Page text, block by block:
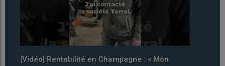
[Vidéo] Rentabilité en Champagne : « Mon